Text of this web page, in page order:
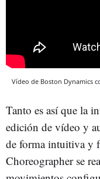
Vídeo de Boston Dynamics
Tanto es así que la
edición de vídeo y
de forma intuitiva y
Choreographer se